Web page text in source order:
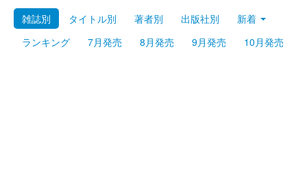
Myシェルフ
プレミアム
雑誌別 タイトル別 著者別 出版社別
新着
ランキング
7月発売 8月発売 9月発売 10月発売